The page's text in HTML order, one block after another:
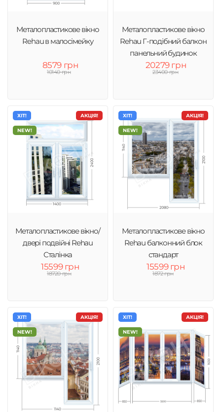
Металопластикове вікно
Rehau в малосімейку
8579 грн
10140 грн
Металопластикове вікно
Rehau Г-подібний балкон
панельний будинок
20279 грн
23400 грн
АКЦІЯ!
ХІТ!
NEW!
Металопластикове вікно/
двері подвійні Rehau
Сталінка
15599 грн
18720 грн
АКЦІЯ!
ХІТ!
NEW!
Металопластикове вікно
Rehau балконний блок
стандарт
15599 грн
1872 грн
АКЦІЯ!
ХІТ!
NEW!
АКЦІЯ!
ХІТ!
NEW!